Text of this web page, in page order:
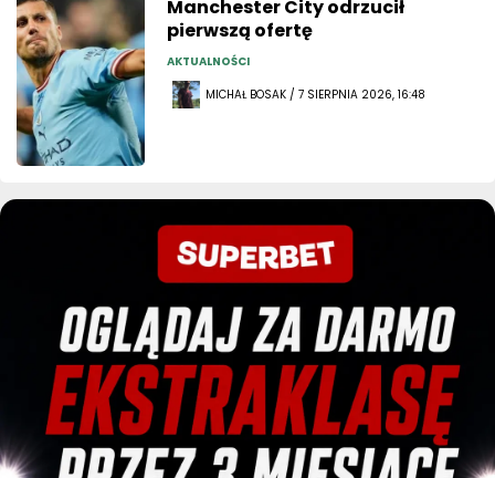
Manchester City odrzucił
pierwszą ofertę
AKTUALNOŚCI
MICHAŁ BOSAK / 7 SIERPNIA 2026, 16:48